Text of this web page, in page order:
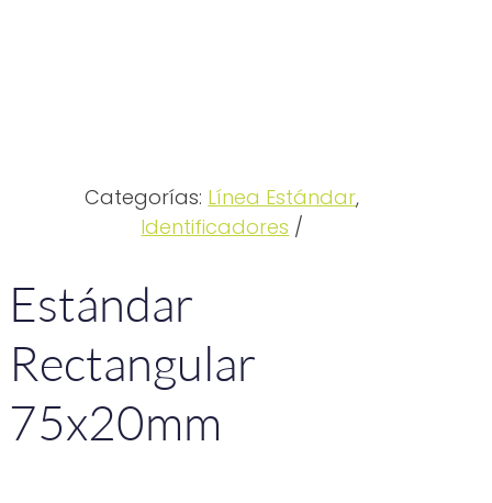
Categorías: Línea Estándar,
Identificadores
Estándar
Rectangular
75x20mm